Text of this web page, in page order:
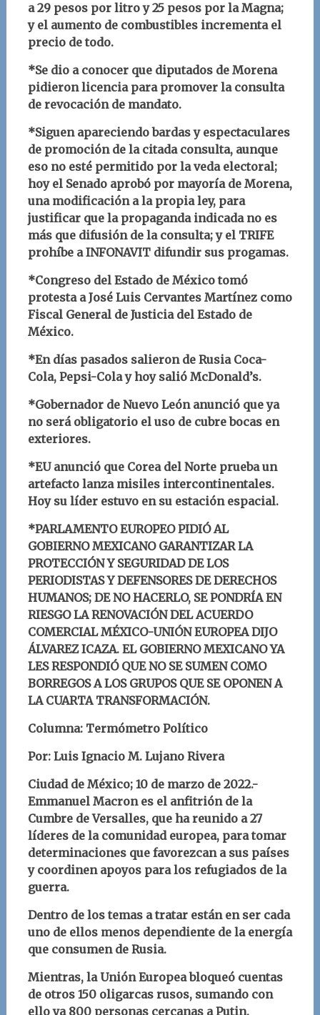
a 29 pesos por litro y 25 pesos por la Magna;
y el aumento de combustibles incrementa el
precio de todo.
*Se dio a conocer que diputados de Morena
pidieron licencia para promover la consulta
de revocación de mandato.
*Siguen apareciendo bardas y espectaculares
de promoción de la citada consulta, aunque
eso no esté permitido por la veda electoral;
hoy el Senado aprobó por mayoría de Morena,
una modificación a la propia ley, para
justificar que la propaganda indicada no es
más que difusión de la consulta; y el TRIFE
prohíbe a INFONAVIT difundir sus progamas.
*Congreso del Estado de México tomó
protesta a José Luis Cervantes Martínez como
Fiscal General de Justicia del Estado de
México.
*En días pasados salieron de Rusia Coca-
Cola, Pepsi-Cola y hoy salió McDonald’s.
*Gobernador de Nuevo León anunció que ya
no será obligatorio el uso de cubre bocas en
exteriores.
*EU anunció que Corea del Norte prueba un
artefacto lanza misiles intercontinentales.
Hoy su líder estuvo en su estación espacial.
*PARLAMENTO EUROPEO PIDIÓ AL
GOBIERNO MEXICANO GARANTIZAR LA
PROTECCIÓN Y SEGURIDAD DE LOS
PERIODISTAS Y DEFENSORES DE DERECHOS
HUMANOS; DE NO HACERLO, SE PONDRÍA EN
RIESGO LA RENOVACIÓN DEL ACUERDO
COMERCIAL MÉXICO-UNIÓN EUROPEA DIJO
ÁLVAREZ ICAZA. EL GOBIERNO MEXICANO YA
LES RESPONDIÓ QUE NO SE SUMEN COMO
BORREGOS A LOS GRUPOS QUE SE OPONEN A
LA CUARTA TRANSFORMACIÓN.
Columna: Termómetro Político
Por: Luis Ignacio M. Lujano Rivera
Ciudad de México; 10 de marzo de 2022.-
Emmanuel Macron es el anfitrión de la
Cumbre de Versalles, que ha reunido a 27
líderes de la comunidad europea, para tomar
determinaciones que favorezcan a sus países
y coordinen apoyos para los refugiados de la
guerra.
Dentro de los temas a tratar están en ser cada
uno de ellos menos dependiente de la energía
que consumen de Rusia.
Mientras, la Unión Europea bloqueó cuentas
de otros 150 oligarcas rusos, sumando con
ello ya 800 personas cercanas a Putin.